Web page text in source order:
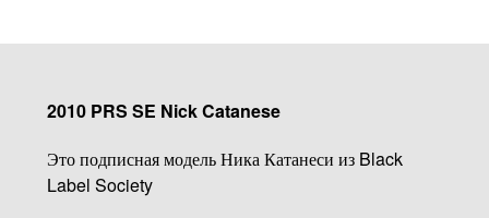
2010 PRS SE Nick Catanese
Это подписная модель Ника Катанеси из Black
Label Society